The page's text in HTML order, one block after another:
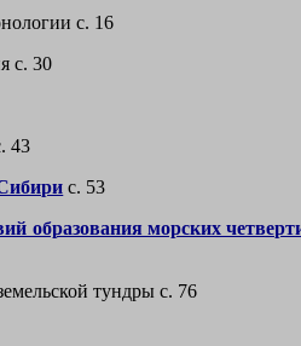
с. 16
с. 30
43
с. 53
образования морских
тундры с. 76